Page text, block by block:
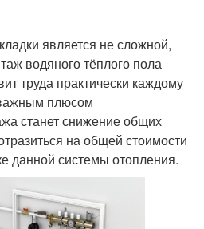
является не сложной,
водяного тёплого пола
труда практически каждому
плюсом
станет снижение общих
на общей стоимости
данной системы отопления.